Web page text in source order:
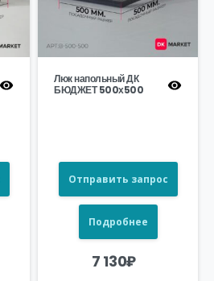
Люк напольный ДК
БЮДЖЕТ 500х500
Отправить запрос
Подробнее
7 130₽